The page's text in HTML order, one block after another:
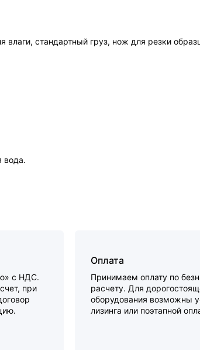
стандартный груз, нож для резки
вода.
с НДС.
при
Оплата
Принимаем оплату по
расчету. Для
оборудования возможны
лизинга или поэтапной